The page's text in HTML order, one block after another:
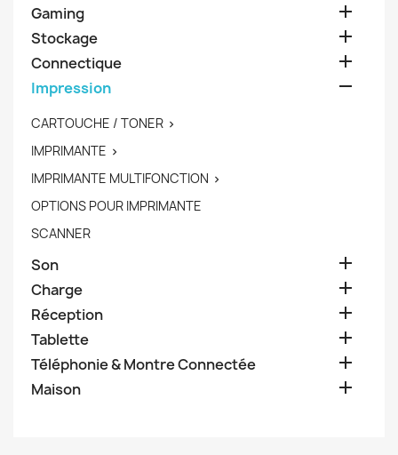
Gaming 
Stockage 
Connectique 
Impression 
CARTOUCHE / TONER 
IMPRIMANTE 
IMPRIMANTE MULTIFONCTION 
OPTIONS POUR IMPRIMANTE
SCANNER
Son 
Charge 
Réception 
Tablette 
Téléphonie & Montre Connectée 
Maison 